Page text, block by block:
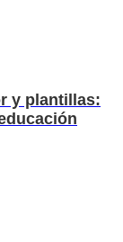
y plantillas: